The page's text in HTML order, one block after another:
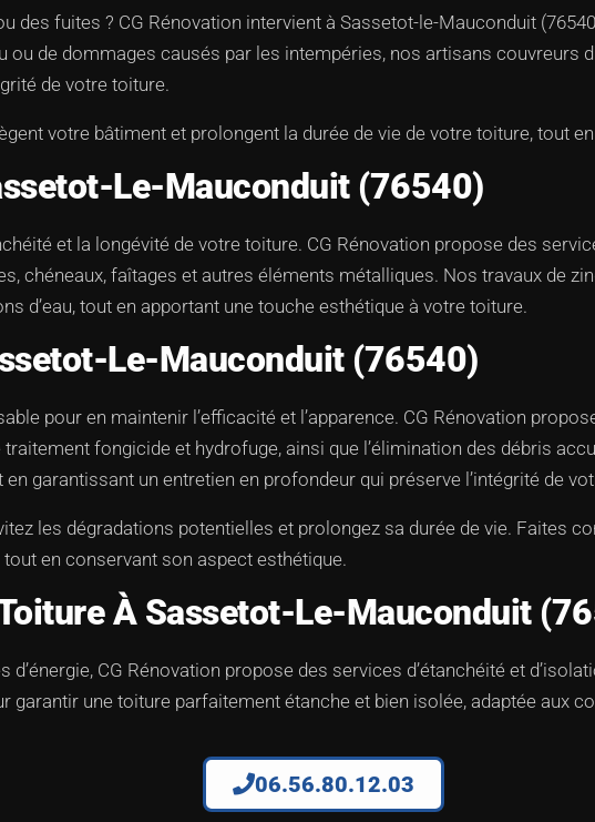
des fuites ? CG Rénovation intervient à Sassetot-le-Mauconduit
ou de dommages causés par les intempéries, nos artisans
de votre toiture.
votre bâtiment et prolongent la durée de vie de votre toiture, tout
Le-Mauconduit (76540)
et la longévité de votre toiture. CG Rénovation propose des
chéneaux, faîtages et autres éléments métalliques. Nos travaux de
d’eau, tout en apportant une touche esthétique à votre toiture.
Le-Mauconduit (76540)
pour en maintenir l’efficacité et l’apparence. CG Rénovation
fongicide et hydrofuge, ainsi que l’élimination des débris
garantissant un entretien en profondeur qui préserve l’intégrité de
les dégradations potentielles et prolongez sa durée de vie. Faites
en conservant son aspect esthétique.
À Sassetot-Le-Mauconduit
CG Rénovation propose des services d’étanchéité et
garantir une toiture parfaitement étanche et bien isolée, adaptée aux
06.56.80.12.03